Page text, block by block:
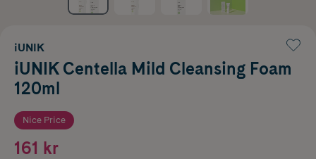
iUNIK
iUNIK Centella Mild Cleansing Foam
120ml
Nice Price
161 kr